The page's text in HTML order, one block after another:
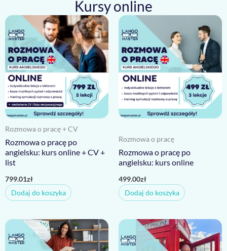
Kursy online
Rozmowa o pracę + CV
Rozmowa o pracę po
angielsku: kurs online + CV +
list
799.01zł
Dodaj do koszyka
Rozmowa o pracę
Rozmowa o pracę po
angielsku: kurs online
499.00zł
Dodaj do koszyka